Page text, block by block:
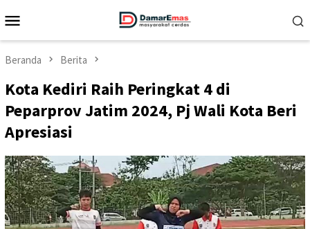
ke
Mobile
Beranda Berita
Kota Kediri Raih Peringkat 4 di
Peparprov Jatim 2024, Pj Wali Kota Beri
Apresiasi